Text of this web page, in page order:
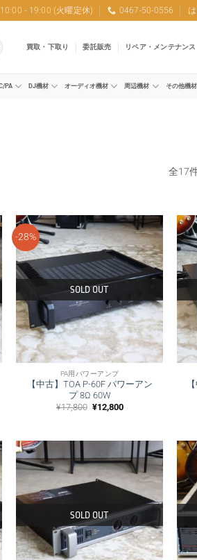
10:00 - 19:00 (火曜定休) 0467-50-0556
買取・下取り 委託販売 リペア・メンテナンス
PA DJ機材 オーディオ機材 周辺機材 その他機材
全17
-28%
SOLD OUT
PA用パワーアンプ
【中古】TOA P-60F パワーアン
プ 8Ω 60W
¥17,800 元
は
で
し
た。
¥12,800現
格
は
¥12,800
で
す。
SOLD OUT